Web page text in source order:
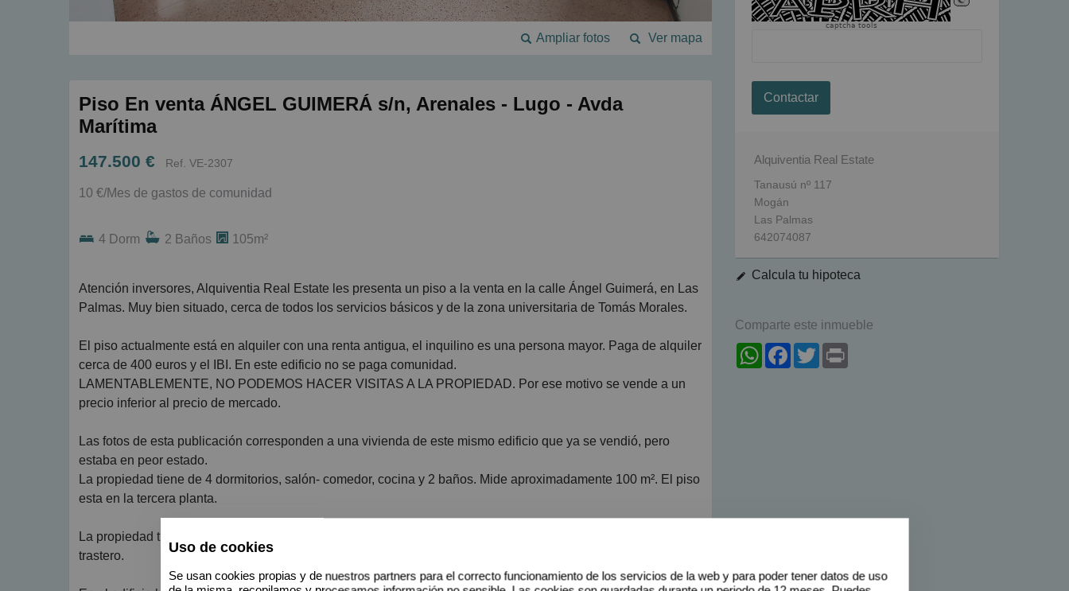
Ver mapa
Ampliar fotos
Piso En venta ÁNGEL GUIMERÁ s/n, Arenales - Lugo - Avda
Marítima
147.500 € Ref. VE-2307
10 €/Mes de gastos de comunidad
4 Dorm 2 Baños 105m²
Atención inversores, Alquiventia Real Estate les presenta un piso a la venta en la calle Ángel Guimerá, en Las
Palmas. Muy bien situado, cerca de todos los servicios básicos y de la zona universitaria de Tomás Morales.
El piso actualmente está en alquiler con una renta antigua, el inquilino es una persona mayor. Paga de alquiler
cerca de 400 euros y el IBI. En este edificio no se paga comunidad.
LAMENTABLEMENTE, NO PODEMOS HACER VISITAS A LA PROPIEDAD. Por ese motivo se vende a un
precio inferior al precio de mercado.
Las fotos de esta publicación corresponden a una vivienda de este mismo edificio que ya se vendió, pero
estaba en peor estado.
La propiedad tiene de 4 dormitorios, salón- comedor, cocina y 2 baños. Mide aproximadamente 100 m². El piso
esta en la tercera planta.
La propiedad tiene tres patios interiores. Es muy luminoso. La azotea es transitable y dispone de cuarto
trastero.
captcha tools
Contactar
Alquiventia Real Estate
Tanausú nº 117
Mogán
Las Palmas
642074087
Calcula tu hipoteca
Comparte este inmueble
WhatsAppFacebook
Twitter
Uso de cookies
Se usan cookies propias y de nuestros partners para el correcto funcionamiento de los servicios de la web y para poder tener datos de uso